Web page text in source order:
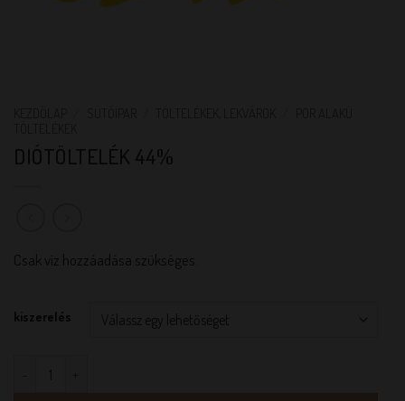
DIÓTÖLTELÉK 44%
Csak víz hozzáadása szükséges.
kiszerelés